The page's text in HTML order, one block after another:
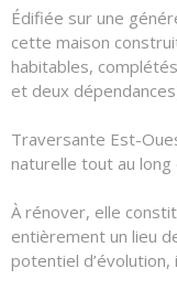
Édifiée sur une
cette maison
habitables,
et deux
Traversante Est-
naturelle tout au long
À rénover, elle
entièrement un lieu
potentiel